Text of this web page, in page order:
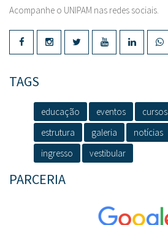
Acompanhe o UNIPAM nas redes sociais.
TAGS
educação eventos cursos
estrutura
galeria notícias
ingresso
vestibular
PARCERIA